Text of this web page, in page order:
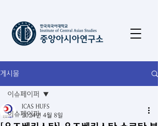
게시물
이슈페이퍼
이슈페이퍼
ICAS HUFS
2024년 4월 8일